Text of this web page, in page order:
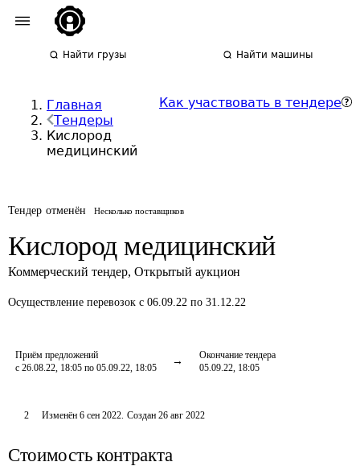
Найти грузы Найти машины
Главная
Тендеры
Кислород
медицинский
Как участвовать в тендере
Тендер отменён Несколько поставщиков
Кислород медицинский
Коммерческий тендер, Открытый аукцион
Осуществление перевозок с 06.09.22 по 31.12.22
Приём предложений
с 26.08.22, 18:05 по 05.09.22, 18:05
Окончание тендера
05.09.22, 18:05
2 Изменён 6 сен 2022. Создан 26 авг 2022
Стоимость контракта